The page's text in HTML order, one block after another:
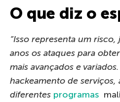
O que diz o
“Isso representa um
anos os ataques para
mais avançados e
hackeamento de serviços,
diferentes programas